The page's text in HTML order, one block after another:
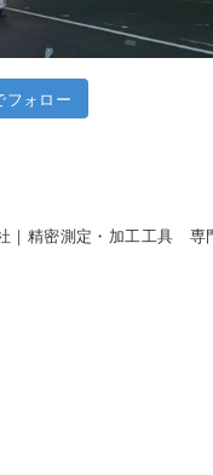
ォロー
｜精密測定・加工工具 専